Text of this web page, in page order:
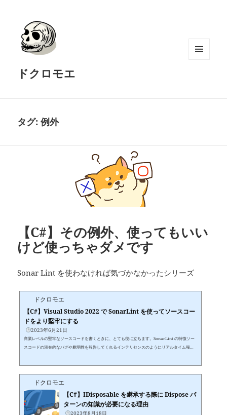
ドクロモエ
タグ:例外
【C#】その例外、使ってもいい
けど使っちゃダメです
Sonar Lint を使わなければ気づかなかったシリーズ
ドクロモエ
【C#】Visual Studio 2022 で SonarLint を使ってソースコー
ドをより堅牢にする
2023年6月21日
商業レベルの堅牢なソースコードを書くときに、とても役に立ちます。SonarLint の特徴ソー
スコードの潜在的なバグや脆弱性を報告してくれるインテリセンスのようにリアルタイム報告
てくれます。CI/CD に組み込みたい場合は SonarQube を使えば静的解析を行う...
ドクロモエ
【C#】IDisposable を継承する際に Dispose パ
ターンの知識が必要になる理由
2023年8月18日